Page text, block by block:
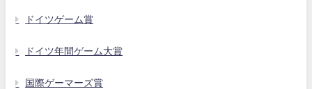
ドイツゲーム賞
ドイツ年間ゲーム大賞
国際ゲーマーズ賞